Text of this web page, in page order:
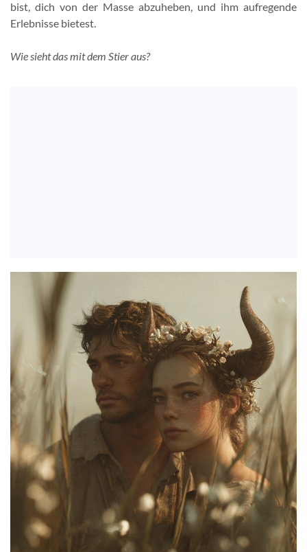
bist, dich von der Masse abzuheben, und ihm aufregende
Erlebnisse bietest.
Wie sieht das mit dem Stier aus?